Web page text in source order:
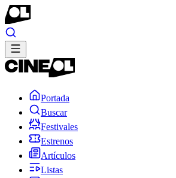
Portada
Buscar
Festivales
Estrenos
Artículos
Listas